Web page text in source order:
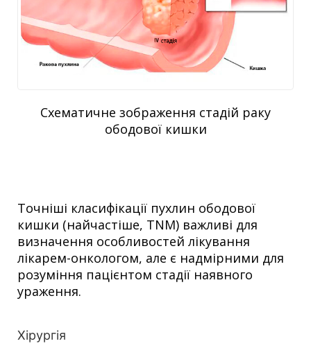
Схематичне зображення стадій раку
ободової кишки
Точніші класифікації пухлин ободової
кишки (найчастіше, TNM) важливі для
визначення особливостей лікування
лікарем-онкологом, але є надмірними для
розуміння пацієнтом стадії наявного
ураження.
Хірургія